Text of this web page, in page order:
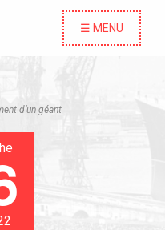
☰ MENU
d’un géant